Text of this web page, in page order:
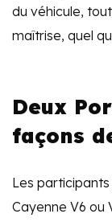
du véhicule,
maîtrise, quel
Deux
façons
Les
Cayenne V6 ou